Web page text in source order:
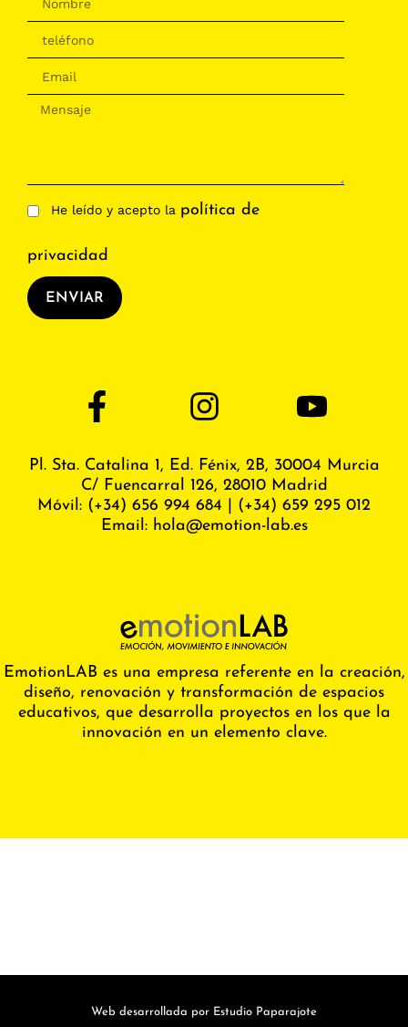
He leído y acepto la política de
privacidad
ENVIAR
EmotionLAB es una empresa referente en la creación,
diseño, renovación y transformación de espacios
educativos, que desarrolla proyectos en los que la
innovación en un elemento clave.
Pl. Sta. Catalina 1, Ed. Fénix, 2B, 30004 Murcia
C/ Fuencarral 126, 28010 Madrid
Móvil: (+34) 656 994 684
(+34) 659 295 012
Email: hola@emotion-lab.es
Web desarrollada por Estudio Paparajote